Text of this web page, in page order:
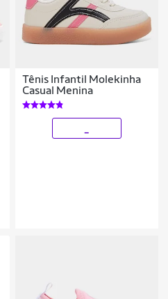
Tênis Infantil Molekinha
Casual Menina